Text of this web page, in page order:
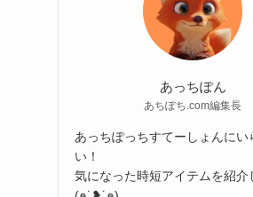
あっちぽん
あちぽち.com編集長
あっちぽっちすてーしょんにい
い！
気になった時短アイテムを紹介